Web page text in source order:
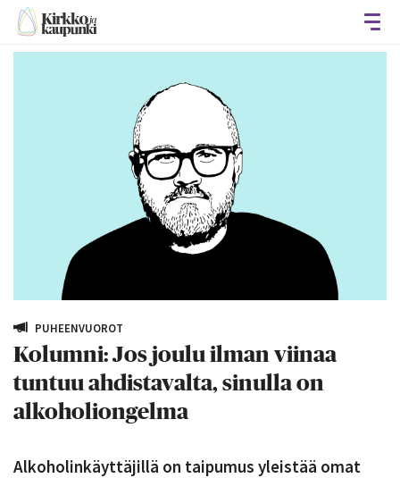
PUHEENVUOROT
Kolumni: Jos joulu ilman viinaa
tuntuu ahdistavalta, sinulla on
alkoholiongelma
Alkoholinkäyttäjillä on taipumus yleistää omat